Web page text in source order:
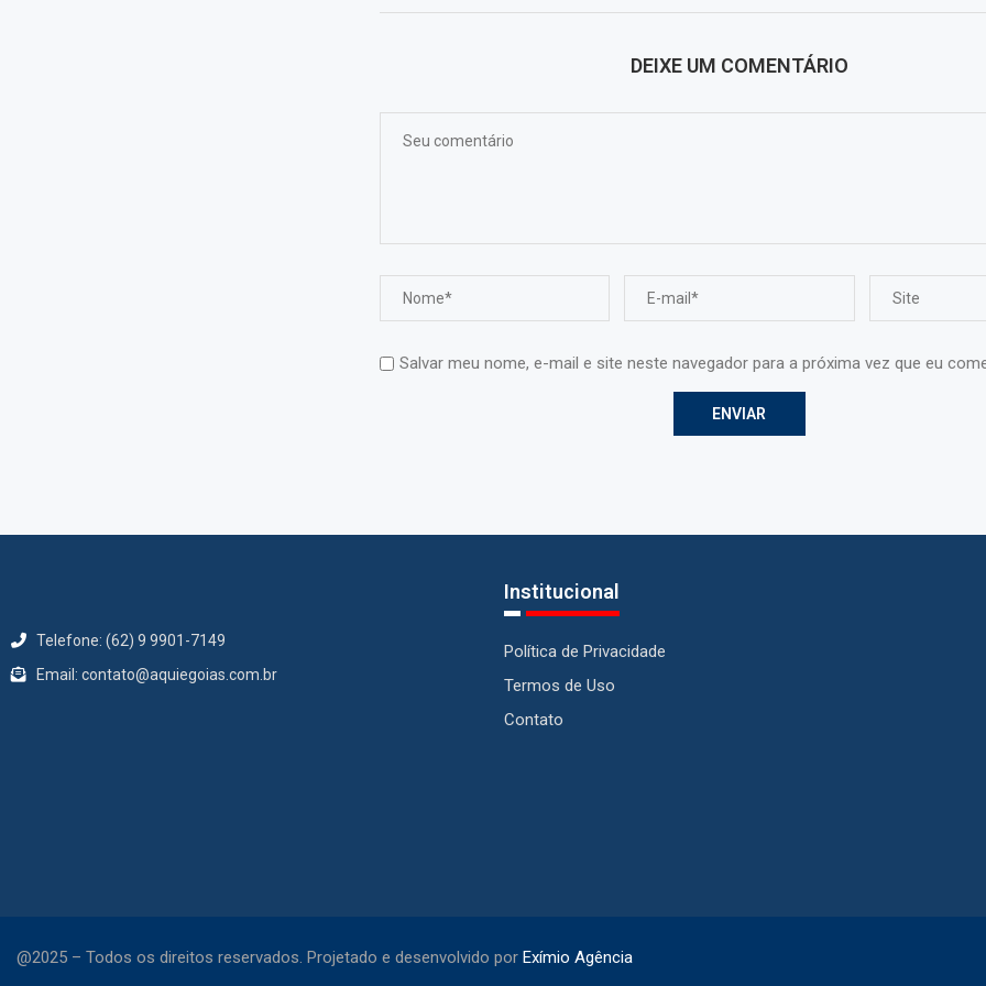
DEIXE UM COMENTÁRIO
Salvar meu nome, e-mail e site neste navegador para a próxima vez que eu
Telefone: (62) 9 9901-7149
Email: contato@aquiegoias.com.br
Institucional
Política de Privacidade
Termos de Uso
Contato
@2025 – Todos os direitos reservados. Projetado e desenvolvido por Exímio Agência